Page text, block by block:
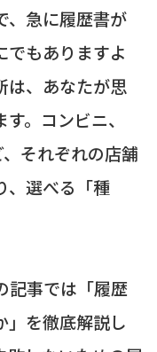
、急に履歴書が
でもありますよ
は、あなたが思
。コンビニ、
それぞれの店舗
、選べる「種
記事では「履歴
」を徹底解説し